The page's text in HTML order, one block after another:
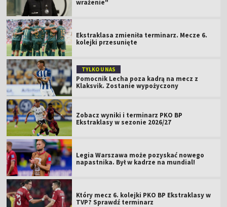
wrażenie"
Ekstraklasa zmieniła terminarz. Mecze 6.
kolejki przesunięte
TYLKO U NAS
Pomocnik Lecha poza kadrą na mecz z
Klaksvik. Zostanie wypożyczony
Zobacz wyniki i terminarz PKO BP
Ekstraklasy w sezonie 2026/27
Legia Warszawa może pozyskać nowego
napastnika. Był w kadrze na mundial!
Który mecz 6. kolejki PKO BP Ekstraklasy w
TVP? Sprawdź terminarz